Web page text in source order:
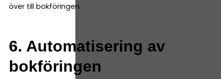
över till bokföringen.
6. Automatisering av
bokföringen